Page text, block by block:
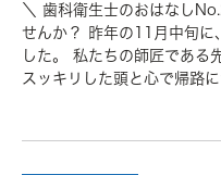
＼ 歯科衛生士のおはなし
せんか？ 昨年の11月中旬に
した。 私たちの師匠である
スッキリした頭と心で帰路